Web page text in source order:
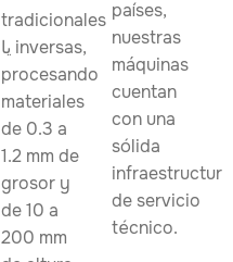
tradicionales
یا inversas,
procesando
materiales
de 0.3 a
1.2 mm de
grosor y
de 10 a
200 mm
países,
nuestras
máquinas
cuentan
con una
sólida
infraestructura
de servicio
técnico.